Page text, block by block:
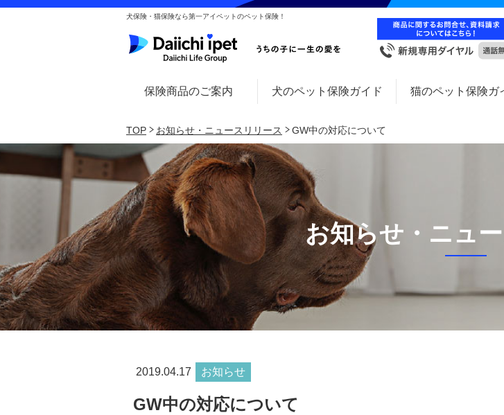
犬保険・猫保険なら第一アイペットのペット保険！
保険商品のご案内 犬のペット保険ガイド 猫のペット保険ガ
TOP お知らせ・ニュースリリース GW中の対応について
お知らせ・ニュ
2019.04.17 お知らせ
GW中の対応について